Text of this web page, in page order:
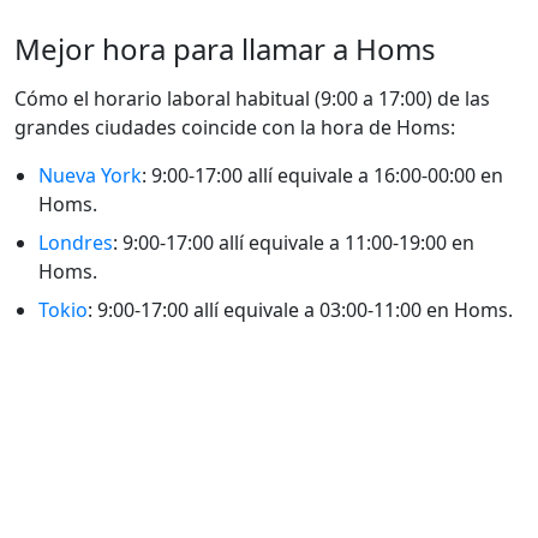
Mejor hora para llamar a Homs
Cómo el horario laboral habitual (9:00 a 17:00) de las
grandes ciudades coincide con la hora de Homs:
Nueva York: 9:00-17:00 allí equivale a 16:00-00:00 en
Homs.
Londres: 9:00-17:00 allí equivale a 11:00-19:00 en
Homs.
Tokio: 9:00-17:00 allí equivale a 03:00-11:00 en Homs.